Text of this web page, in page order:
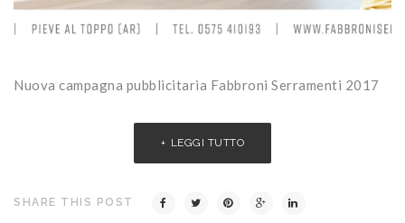
Nuova campagna pubblicitaria Fabbroni Serramenti 2017
LEGGI TUTTO
SHARE THIS POST